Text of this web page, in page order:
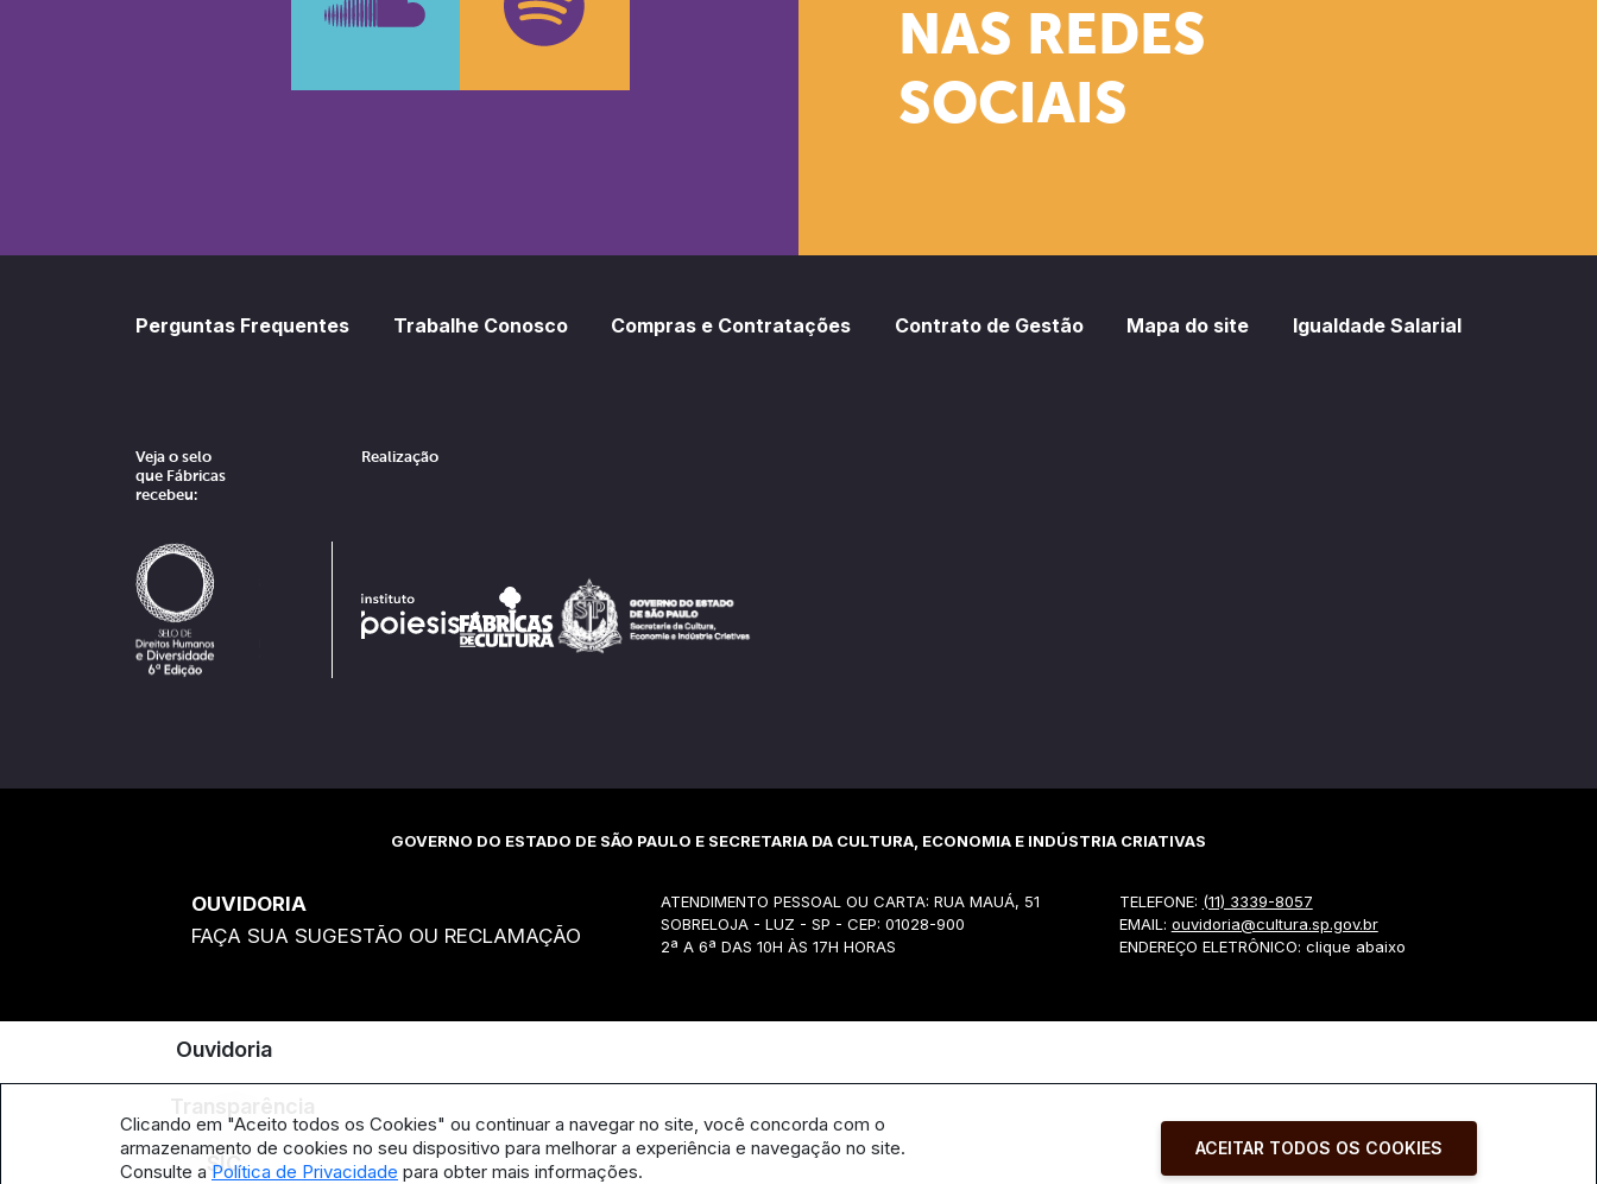
NAS REDES
SOCIAIS
Perguntas Frequentes Trabalhe Conosco Compras e Contratações Contrato de Gestão Mapa do site Igualdade Salarial
Veja o selo
que Fábricas
recebeu:
Realização
GOVERNO DO ESTADO DE SÃO PAULO E SECRETARIA DA CULTURA, ECONOMIA E INDÚSTRIA CRIATIVAS
OUVIDORIA
FAÇA SUA SUGESTÃO OU RECLAMAÇÃO
ATENDIMENTO PESSOAL OU CARTA: RUA MAUÁ, 51
SOBRELOJA - LUZ - SP - CEP: 01028-900
2ª A 6ª DAS 10H ÀS 17H HORAS
TELEFONE: (11) 3339-8057
EMAIL: ouvidoria@cultura.sp.gov.br
ENDEREÇO ELETRÔNICO: clique abaixo
Ouvidoria
SIC
Clicando em "Aceito todos os Cookies" ou continuar a navegar no site, você concorda com o
armazenamento de cookies no seu dispositivo para melhorar a experiência e navegação no site.
Consulte a Política de Privacidade para obter mais informações.
ACEITAR TODOS OS COOKIES